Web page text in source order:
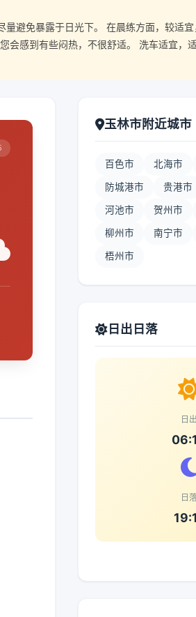
避免暴露于日光下。 在晨练方面，较适
会感到有些闷热，不很舒适。 洗车适宜，
玉林市附近城市
百色市 北海市
防城港市 贵港市
河池市 贺州市
柳州市 南宁市
梧州市
日出日落
日出
日